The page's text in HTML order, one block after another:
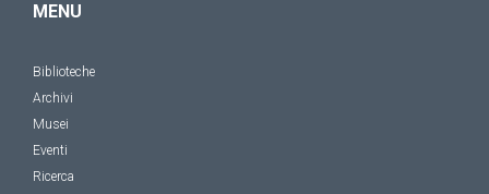
MENU
Biblioteche
Archivi
Musei
Eventi
Ricerca